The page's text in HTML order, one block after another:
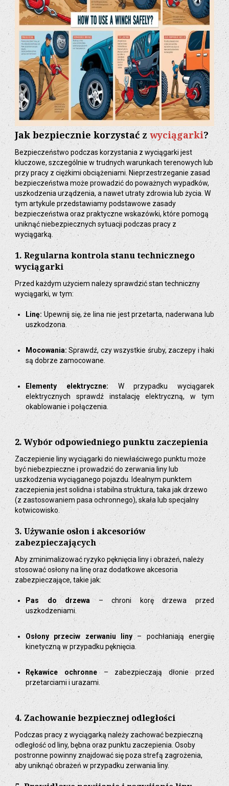
Jak bezpiecznie korzystać zwyciągarki?
Bezpieczeństwo podczas korzystania z wyciągarki jest
kluczowe, szczególnie w trudnych warunkach terenowych lub
przy pracy z ciężkimi obciążeniami. Nieprzestrzeganie zasad
bezpieczeństwa może prowadzić do poważnych wypadków,
uszkodzenia urządzenia, a nawet utraty zdrowia lub życia. W
tym artykule przedstawiamy podstawowe zasady
bezpieczeństwa oraz praktyczne wskazówki, które pomogą
uniknąć niebezpiecznych sytuacji podczas pracy z
wyciągarką.
1. Regularna kontrola stanu technicznego
wyciągarki
Przed każdym użyciem należy sprawdzić stan techniczny
wyciągarki, w tym:
Linę:Upewnij się, że lina nie jest przetarta, naderwana lub
uszkodzona.
Mocowania:Sprawdź, czy wszystkie śruby, zaczepy i haki
są dobrze zamocowane.
Elementy elektryczne: W przypadku wyciągarek
elektrycznych sprawdź instalację elektryczną, w tym
okablowanie i połączenia.
2. Wybór odpowiedniego punktu zaczepienia
Zaczepienie liny wyciągarki do niewłaściwego punktu może
być niebezpieczne i prowadzić do zerwania liny lub
uszkodzenia wyciąganego pojazdu. Idealnym punktem
zaczepienia jest solidna i stabilna struktura, taka jak drzewo
(z zastosowaniem pasa ochronnego), skała lub specjalny
kotwicowisko.
3. Używanie osłon i akcesoriów
zabezpieczających
Aby zminimalizować ryzyko pęknięcia liny i obrażeń, należy
stosować osłony na linę oraz dodatkowe akcesoria
zabezpieczające, takie jak:
Pas do drzewa – chroni korę drzewa przed
uszkodzeniami.
Osłony przeciw zerwaniu liny – pochłaniają energiię
kinetyczną w przypadku pęknięcia.
Rękawice ochronne– zabezpieczają dłonie przed
przetarciami i urazami.
4. Zachowanie bezpiecznej odległości
Podczas pracy z wyciągarką należy zachować bezpieczną
odległość od liny, bębna oraz punktu zaczepienia. Osoby
postronne powinny znajdować się poza strefą zagrożenia,
aby uniknąć obrażeń w przypadku zerwania liny.